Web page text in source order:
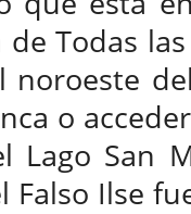
Todas
o
Lago San
Falso Ilse